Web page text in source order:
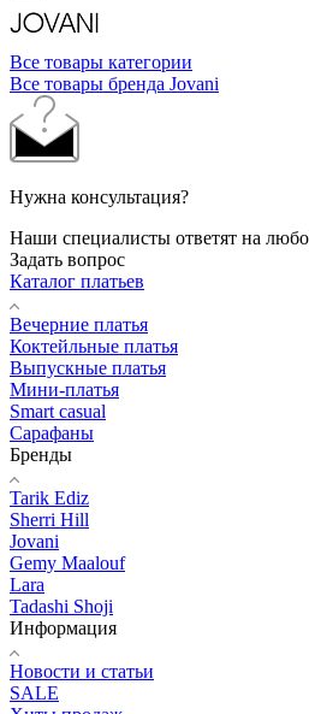
Все товары категории
Все товары бренда Jovani
Нужна консультация?
Наши специалисты ответят на
Задать вопрос
Каталог платьев
Вечерние платья
Коктейльные платья
Выпускные платья
Мини-платья
Smart casual
Сарафаны
Бренды
Tarik Ediz
Sherri Hill
Jovani
Gemy Maalouf
Lara
Tadashi Shoji
Информация
Новости и статьи
SALE